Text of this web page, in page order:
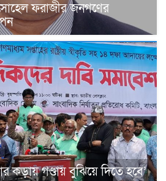
ফরাজীর জনগণের
কড়ায় গণ্ডায় বুঝিয়ে দিতে হবে’